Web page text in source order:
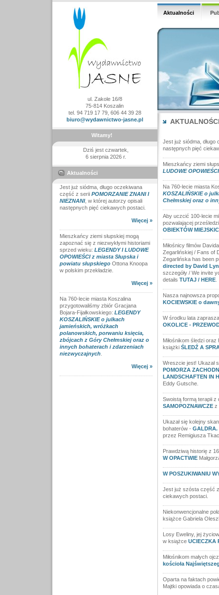
ul. Zakole 16/8
75-814 Koszalin
tel. 94 719 17 79, 606 44 39 28
biuro@wydawnictwo-jasne.pl
Witamy!
Dziś jest czwartek,
6 sierpnia 2026 r.
Aktualności
Jest już siódma, długo oczekiwana
część z serii POMORZANIE ZNANI I
NIEZNANI, w której autorzy opisali
następnych pięć ciekawych postaci.
Więcej »
Mieszkańcy ziemi słupskiej mogą
zapoznać się z niezwykłymi historiami
sprzed wieku: LEGENDY I LUDOWE
OPOWIEŚCI z miasta Słupska i
powiatu słupskiegoOttona Knoopa
w polskim przekładzie.
Więcej »
Na 760-lecie miasta Koszalina
przygotowaliśmy zbiór Gracjana
Bojara-Fijałkowskiego: LEGENDY
KOSZALIŃSKIE o julkach
jamieńskich, wróżkach
polanowskich, porwaniu księcia,
zbójcach z Góry Chełmskiej oraz o
innych bohaterach i zdarzeniach
niezwyczajnych.
Więcej »
Aktualności
Jest już siódma,
następnych pięć
Mieszkańcy ziemi
LUDOWE
Na 760-lecie miasta
KOSZALIŃSKIE o
Chełmskiej oraz o
Aby uczcić 100-lecie
pozwalającej
OBIEKTÓW
Miłośnicy filmów
Zegarlińskiej / Fans of
Zegarlińska has been
directed by David
szczegóły / We invite
details TUTAJ / HERE.
Nasza najnowsza
KOCIEWSKIE o
W środku lata
OKOLICE -
Miłośnikom śledzi
książki ŚLEDŹ A
Wreszcie jest! Ukazał
POMORZA
LANDSCHAFTEN IN
Eddy Gutsche.
Swoistą formą terapii
SAMOPOZNAWCZEz
Ukazał się kolejny
bohaterów - GALDRA.
przez Remigiusza
Prawdziwą historię z
W OPACTWIE
W POSZUKIWANIU
Jest już szósta część
ciekawych postaci.
Niekonwencjonalne
książce Gabriela
Losy Eweliny, jej
w książce UCIECZKA
Miłośnikom małych
kościoła
Oparta na faktach
Majtki opowiada o